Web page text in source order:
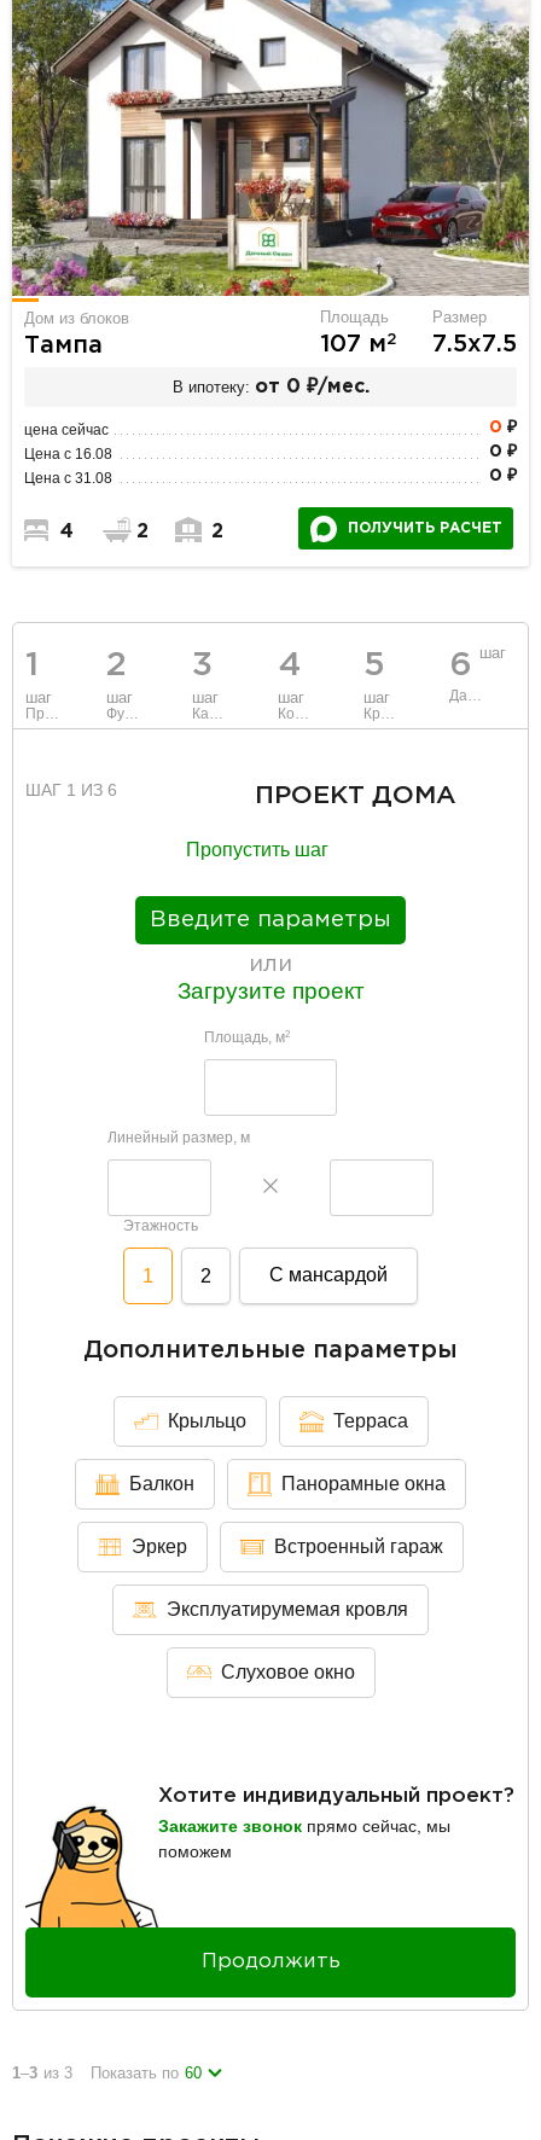
Дом из блоков
Тампа
Площадь
107 м2
Размер
7.5х7.5
В ипотеку: от 0 ₽/мес.
цена сейчас 0 ₽
Цена с 16.08 0 ₽
Цена с 31.08 0 ₽
4 2 2 ПОЛУЧИТЬ РАСЧЕТ
1
шаг
Проект
2
шаг
Фундамент
3
шаг
Каркас и стены
4
шаг
Коммуникации
5
шаг
Крыша
6 шаг
Данные
ШАГ 1 ИЗ 6 ПРОЕКТ ДОМА
Пропустить шаг
Введите параметры
или
Загрузите проект
Площадь, м2
Линейный размер, м
Этажность
1 2 С мансардой
Дополнительные параметры
Крыльцо Терраса
Балкон Панорамные окна
Эркер Встроенный гараж
Эксплуатирумемая кровля
Слуховое окно
Хотите индивидуальный проект?
Закажите звонок прямо сейчас, мы
поможем
Продолжить
1–3 из 3 Показать по 60